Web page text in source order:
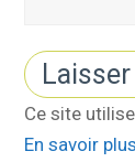
Ce site
En savoir